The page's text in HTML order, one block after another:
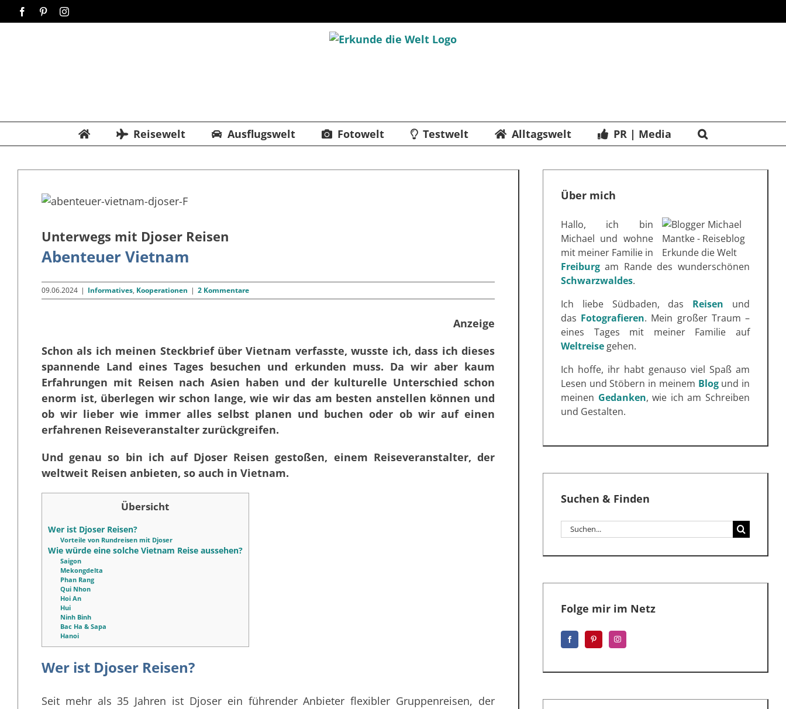
Zum
Inhalt
FacebookPinterestInstagram
Reisewelt Ausflugswelt Fotowelt Testwelt Alltagswelt PR | Media
Unterwegs mit Djoser Reisen
Abenteuer Vietnam
09.06.2024 | Informatives, Kooperationen | 2 Kommentare
Anzeige
Schon als ich meinen Steckbrief über Vietnam verfasste, wusste ich, dass ich dieses
spannende Land eines Tages besuchen und erkunden muss. Da wir aber kaum
Erfahrungen mit Reisen nach Asien haben und der kulturelle Unterschied schon
enorm ist, überlegen wir schon lange, wie wir das am besten anstellen können und
ob wir lieber wie immer alles selbst planen und buchen oder ob wir auf einen
erfahrenen Reiseveranstalter zurückgreifen.
Und genau so bin ich auf Djoser Reisen gestoßen, einem Reiseveranstalter, der
weltweit Reisen anbieten, so auch in Vietnam.
Übersicht
Wer ist Djoser Reisen?
Vorteile von Rundreisen mit Djoser
Wie würde eine solche Vietnam Reise aussehen?
Saigon
Mekongdelta
Phan Rang
Qui Nhon
Hoi An
Hui
Ninh Binh
Bac Ha & Sapa
Hanoi
Wer ist Djoser Reisen?
Seit mehr als 35 Jahren ist Djoser ein führender Anbieter flexibler Gruppenreisen, der
Über mich
Hallo, ich bin
Michael und wohne
mit meiner Familie in
Freiburgam Rande des wunderschönen
Schwarzwaldes.
Ich liebe Südbaden, das Reisen und
das Fotografieren. Mein großer Traum –
eines Tages mit meiner Familie auf
Weltreisegehen.
Ich hoffe, ihr habt genauso viel Spaß am
Lesen und Stöbern in meinem Blog und in
meinen Gedanken, wie ich am Schreiben
und Gestalten.
Suchen & Finden
Suche
nach:
Folge mir im Netz